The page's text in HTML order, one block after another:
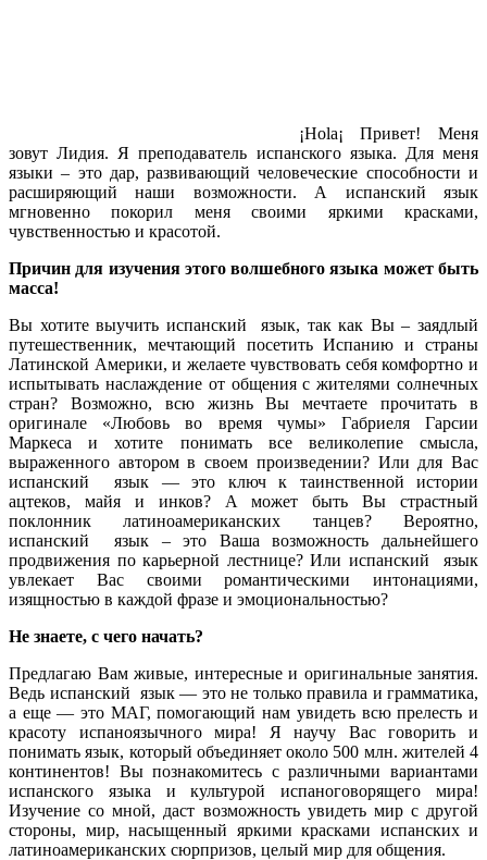
¡Hola¡ Привет! Меня
зовут Лидия. Я преподаватель испанского языка. Для меня
языки – это дар, развивающий человеческие способности и
расширяющий наши возможности. А испанский язык
мгновенно покорил меня своими яркими красками,
чувственностью и красотой.
Причин для изучения этого волшебного языка может быть
масса!
Вы хотите выучить испанский язык, так как Вы – заядлый
путешественник, мечтающий посетить Испанию и страны
Латинской Америки, и желаете чувствовать себя комфортно и
испытывать наслаждение от общения с жителями солнечных
стран? Возможно, всю жизнь Вы мечтаете прочитать в
оригинале «Любовь во время чумы» Габриеля Гарсии
Маркеса и хотите понимать все великолепие смысла,
выраженного автором в своем произведении? Или для Вас
испанский язык — это ключ к таинственной истории
ацтеков, майя и инков? А может быть Вы страстный
поклонник латиноамериканских танцев? Вероятно,
испанский язык – это Ваша возможность дальнейшего
продвижения по карьерной лестнице? Или испанский язык
увлекает Вас своими романтическими интонациями,
изящностью в каждой фразе и эмоциональностью?
Не знаете, с чего начать?
Предлагаю Вам живые, интересные и оригинальные занятия.
Ведь испанский язык — это не только правила и грамматика,
а еще — это МАГ, помогающий нам увидеть всю прелесть и
красоту испаноязычного мира! Я научу Вас говорить и
понимать язык, который объединяет около 500 млн. жителей 4
континентов! Вы познакомитесь с различными вариантами
испанского языка и культурой испаноговорящего мира!
Изучение со мной, даст возможность увидеть мир с другой
стороны, мир, насыщенный яркими красками испанских и
латиноамериканских сюрпризов, целый мир для общения.